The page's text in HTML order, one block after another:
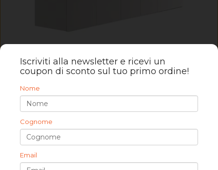
Iscriviti alla newsletter e ricevi un
coupon di sconto sul tuo primo ordine!
Nome
Cognome
Email